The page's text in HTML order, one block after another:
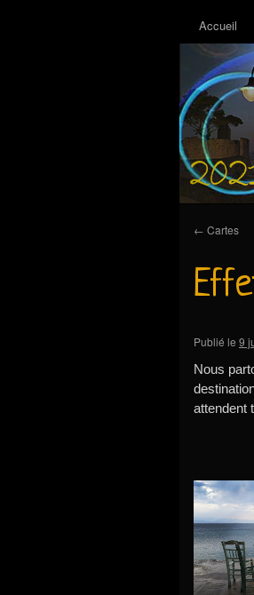
Accueil
← Cartes
Publié le 9
Nous
attendent